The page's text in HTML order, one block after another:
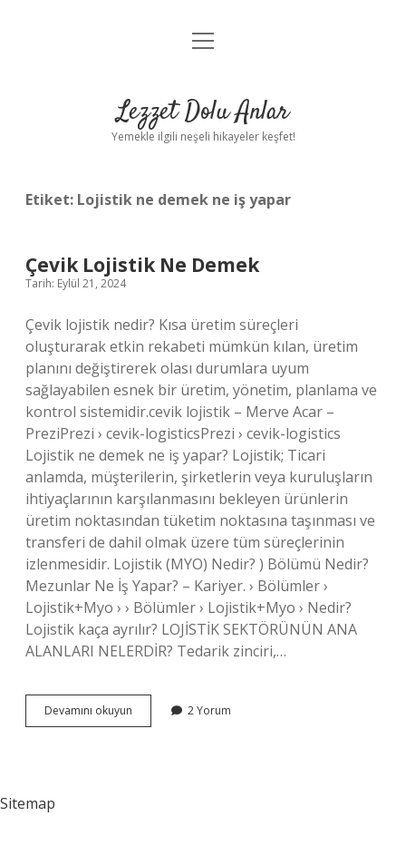
Anasayfa
Yasal Uyarı
menüyü
Lezzet Dolu Anlar
Yemekle ilgili neşeli hikayeler keşfet!
Etiket: Lojistik ne demek ne iş yapar
Çevik Lojistik Ne Demek
Tarih: Eylül 21, 2024
Çevik lojistik nedir? Kısa üretim süreçleri
oluşturarak etkin rekabeti mümkün kılan, üretim
planını değiştirerek olası durumlara uyum
sağlayabilen esnek bir üretim, yönetim, planlama ve
kontrol sistemidir.cevik lojistik – Merve Acar –
PreziPrezi › cevik-logisticsPrezi › cevik-logistics
Lojistik ne demek ne iş yapar? Lojistik; Ticari
anlamda, müşterilerin, şirketlerin veya kuruluşların
ihtiyaçlarının karşılanmasını bekleyen ürünlerin
üretim noktasından tüketim noktasına taşınması ve
transferi de dahil olmak üzere tüm süreçlerinin
izlenmesidir. Lojistik (MYO) Nedir? ) Bölümü Nedir?
Mezunlar Ne İş Yapar? – Kariyer. › Bölümler ›
Lojistik+Myo › › Bölümler › Lojistik+Myo › Nedir?
Lojistik kaça ayrılır? LOJİSTİK SEKTÖRÜNÜN ANA
ALANLARI NELERDİR? Tedarik zinciri,…
Devamını okuyun
Lojistik
2 Yorum
Sitemap